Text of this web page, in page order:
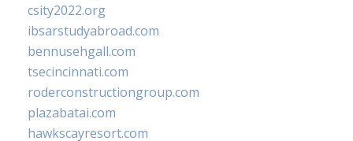
csity2022.org
ibsarstudyabroad.com
bennusehgall.com
tsecincinnati.com
roderconstructiongroup.com
plazabatai.com
hawkscayresort.com